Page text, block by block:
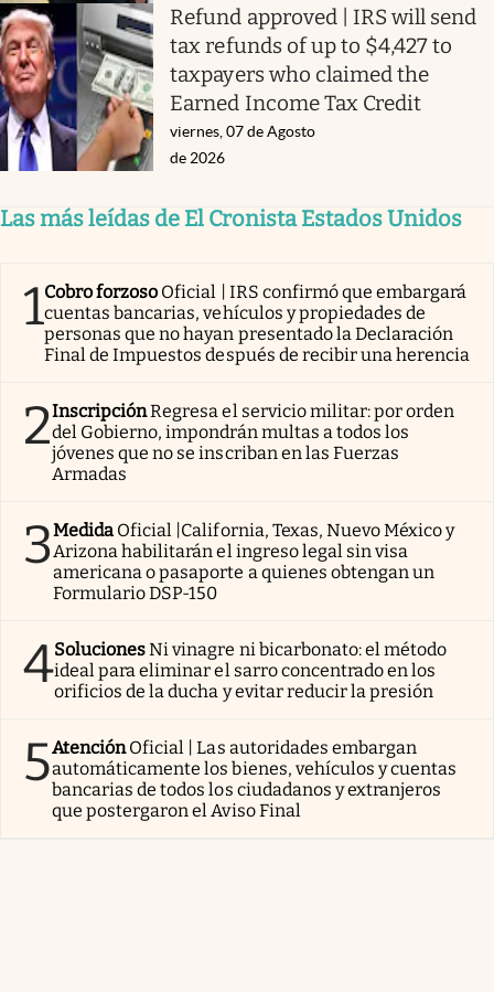
Refund approved | IRS will send
tax refunds of up to $4,427 to
taxpayers who claimed the
Earned Income Tax Credit
viernes, 07 de Agosto
de 2026
Las más leídas de El Cronista Estados Unidos
1Cobro forzoso Oficial | IRS confirmó que embargará
cuentas bancarias, vehículos y propiedades de
personas que no hayan presentado la Declaración
Final de Impuestos después de recibir una herencia
2InscripciónRegresa el servicio militar: por orden
del Gobierno, impondrán multas a todos los
jóvenes que no se inscriban en las Fuerzas
Armadas
3Medida Oficial |California, Texas, Nuevo México y
Arizona habilitarán el ingreso legal sin visa
americana o pasaporte a quienes obtengan un
Formulario DSP-150
4SolucionesNi vinagre ni bicarbonato: el método
ideal para eliminar el sarro concentrado en los
orificios de la ducha y evitar reducir la presión
5AtenciónOficial | Las autoridades embargan
automáticamente los bienes, vehículos y cuentas
bancarias de todos los ciudadanos y extranjeros
que postergaron el Aviso Final